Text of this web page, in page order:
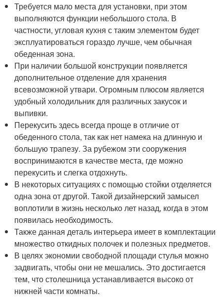
Требуется мало места для установки, при этом
выполняются функции небольшого стола. В
частности, угловая кухня с таким элементом будет
эксплуатироваться гораздо лучше, чем обычная
обеденная зона.
При наличии большой конструкции появляется
дополнительное отделение для хранения
всевозможной утвари. Огромным плюсом является
удобный холодильник для различных закусок и
выпивки.
Перекусить здесь всегда проще в отличие от
обеденного стола, так как нет намека на длинную и
большую трапезу. За рубежом эти сооружения
воспринимаются в качестве места, где можно
перекусить и слегка отдохнуть.
В некоторых ситуациях с помощью стойки отделяется
одна зона от другой. Такой дизайнерский замысел
воплотили в жизнь несколько лет назад, когда в этом
появилась необходимость.
Также данная деталь интерьера имеет в комплектации
множество откидных полочек и полезных предметов.
В целях экономии свободной площади стулья можно
задвигать, чтобы они не мешались. Это достигается
тем, что столешница устанавливается высоко от
нижней части комнаты.